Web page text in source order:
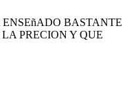
BASTANTE
PRECION Y QUE